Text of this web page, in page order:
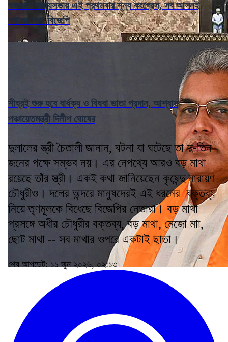
গুজরাটে রাজ্যসভায় এই প্রথমবার শূন্য কংগ্রেস, সব আসনই
দখলের পথে বিজেপি
শীঘ্রই শুরু হবে বার্ধক্য ও বিধবা ভাতা প্রদান, আশ্বাস
পঞ্চায়েতমন্ত্রী দিলীপ ঘোষের
দুলালের স্ত্রী চৈতালী জানান, ঘটনা যা ঘটেছে তা দু-তিন
জনের পক্ষে সম্ভব নয়। এর নেপথ্যে আরও বড় মাথা
রয়েছে তাঁর স্ত্রী। একই কথা জানিয়েছেন কৃষেন্দু নারায়ণ
চৌধুরীও। দলের অন্দরে মানুষদেরই এই ধরনের বক্তব্য
নিয়ে তৃণমূলকে বিধেছে বিজেপির নেতারা। বড় মাথা
প্রসঙ্গে অধীর চৌধুরীর বক্তব্য, বড় মাথা, মেজো মাা,
ছোট মাথা -- সব মাথার ওপরে একটাই ছাতা।
শেষ আপডেট: ১১ জুন ২০২৬, ০২:১৩